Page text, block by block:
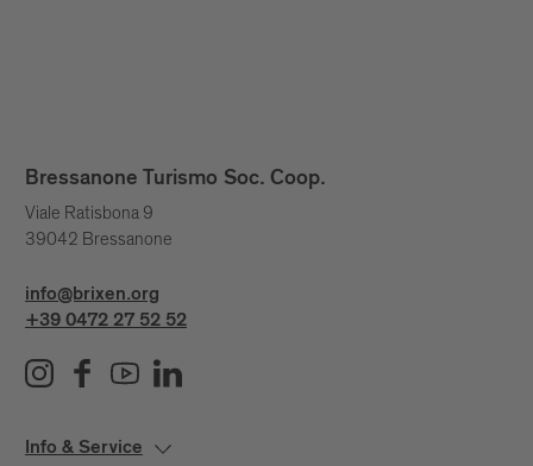
Bressanone Turismo Soc. Coop.
Viale Ratisbona 9
39042 Bressanone
info@brixen.org
+39 0472 27 52 52
Info & Service